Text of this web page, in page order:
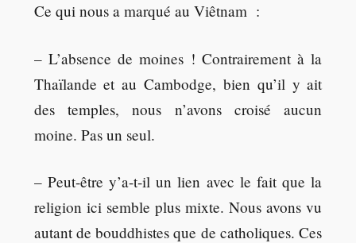
Ce qui nous a marqué au Viêtnam :
– L’absence de moines ! Contrairement à la
Thaïlande et au Cambodge, bien qu’il y ait
des temples, nous n’avons croisé aucun
moine. Pas un seul.
– Peut-être y’a-t-il un lien avec le fait que la
religion ici semble plus mixte. Nous avons vu
autant de bouddhistes que de catholiques. Ces